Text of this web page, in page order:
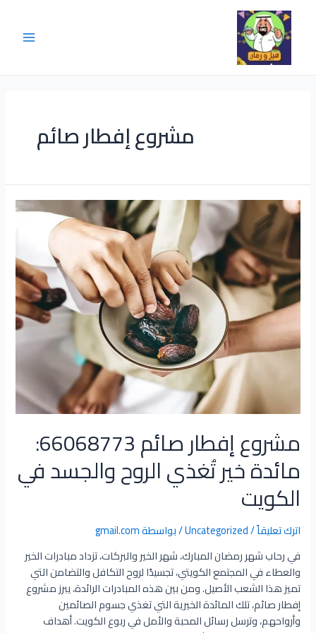
مشروع إفطار صائم
مشروع إفطار صائم 66068773:
مائدة خير تُغذي الروح والجسد في
الكويت
اترك تعليقاً/
Uncategorized/ بواسطةgmail.com
في رحاب شهر رمضان المبارك، شهر الخير والبركات، تزداد مبادرات الخير
والعطاء في المجتمع الكويتي، تجسيدًا لروح التكافل والتضامن التي
تميز هذا الشعب الأصيل. ومن بين هذه المبادرات الرائدة، يبرز مشروع
إفطار صائم، تلك المائدة الخيرية التي تغذي جسوم الصائمين
وأرواحهم، وترسل رسائل المحبة والأمل في ربوع الكويت. أهداف